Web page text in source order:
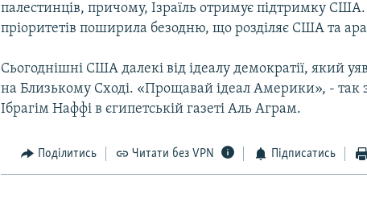
палестинців, причому, Ізраїль отримує підтримку
пріоритетів поширила безодню, що розділяє США та
Сьогоднішні США далекі від ідеалу демократії, який
на Близькому Сході. «Прощавай ідеал Америки», - так
Ібрагім Наффі в єгипетській газеті Аль Аграм.
Поділитись Читати без VPN Підписатись